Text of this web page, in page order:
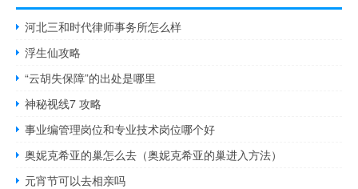
河北三和时代律师事务所怎么样
浮生仙攻略
“云胡失保障”的出处是哪里
神秘视线7 攻略
事业编管理岗位和专业技术岗位哪个好
奥妮克希亚的巢怎么去（奥妮克希亚的巢进入方法）
元宵节可以去相亲吗